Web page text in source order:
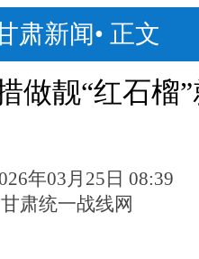
肃新闻• 正文
做靓“红石榴
年03月25日 08:39
甘肃统一战线网